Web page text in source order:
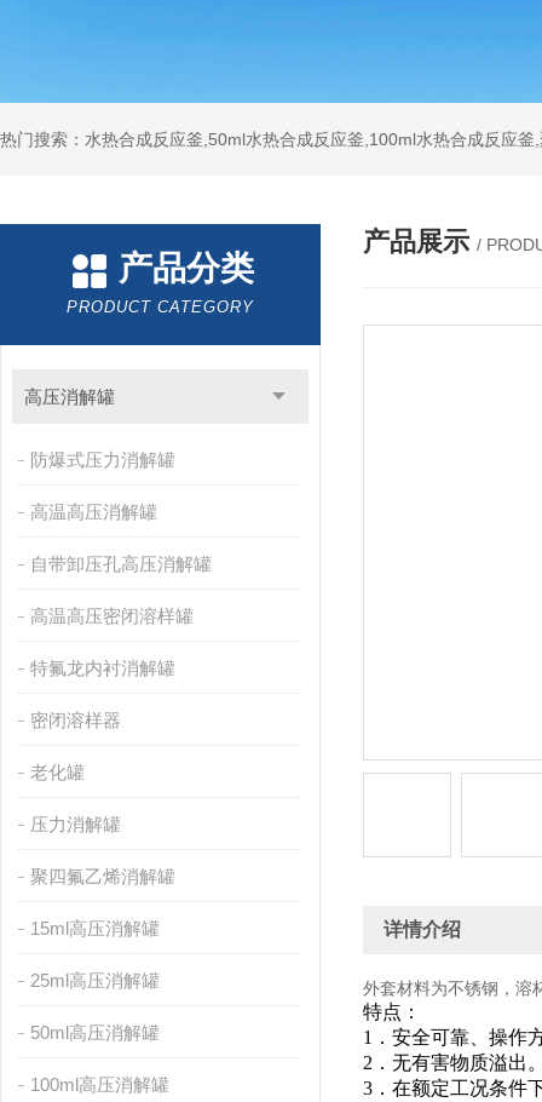
热门搜索：水热合成反应釜,50ml水热合成反应釜,100ml水热合成反应
产品分类
PRODUCT CATEGORY
高压消解罐
防爆式压力消解罐
高温高压消解罐
自带卸压孔高压消解罐
高温高压密闭溶样罐
特氟龙内衬消解罐
密闭溶样器
老化罐
压力消解罐
聚四氟乙烯消解罐
15ml高压消解罐
25ml高压消解罐
50ml高压消解罐
100ml高压消解罐
产品展示 /
详情介绍
外套材料为不锈钢，溶
特点：
1．安全可靠、操作
2．无有害物质溢出
3．在额定工况条件